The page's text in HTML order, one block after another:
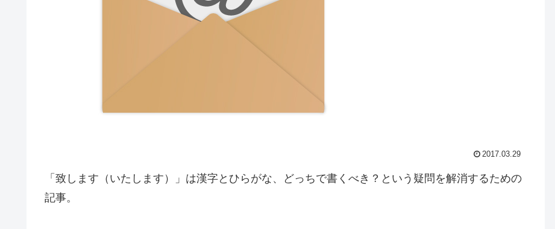
2017.03.29
「致します（いたします）」は漢字とひらがな、どっちで書くべき？という疑問を解消するための
記事。